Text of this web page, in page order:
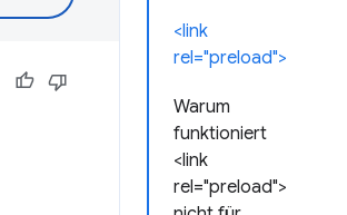
<link
rel="preload">
Warum
funktioniert
<link
rel="preload">